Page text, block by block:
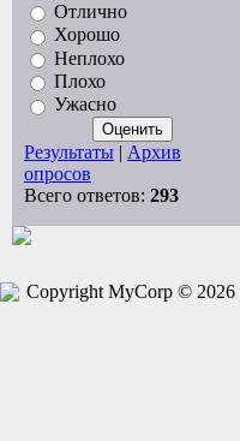
Отлично
Хорошо
Неплохо
Плохо
Ужасно
Результаты | Архив
опросов
Всего ответов: 293
Copyright MyCorp © 2026